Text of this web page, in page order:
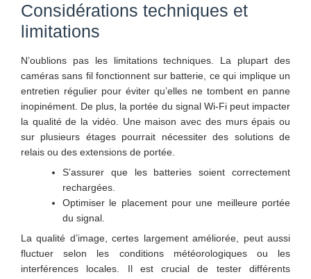
Considérations techniques et
limitations
N’oublions pas les limitations techniques. La plupart des
caméras sans fil fonctionnent sur batterie, ce qui implique un
entretien régulier pour éviter qu’elles ne tombent en panne
inopinément. De plus, la portée du signal Wi-Fi peut impacter
la qualité de la vidéo. Une maison avec des murs épais ou
sur plusieurs étages pourrait nécessiter des solutions de
relais ou des extensions de portée.
S’assurer que les batteries soient correctement
rechargées.
Optimiser le placement pour une meilleure portée
du signal.
La qualité d’image, certes largement améliorée, peut aussi
fluctuer selon les conditions météorologiques ou les
interférences locales. Il est crucial de tester différents